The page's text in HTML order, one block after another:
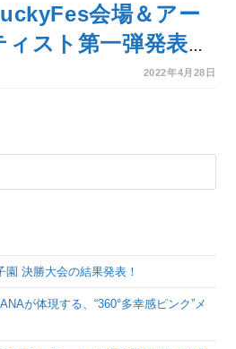
ユニットやメンバー
よる大型ライブ企画
会場＆アー
ィスト第一弾発表！
ールデンボンバー、
定！
2022年4月28日
決勝大会の結果発表！
が体現する、“360°多幸感ピンク”メ